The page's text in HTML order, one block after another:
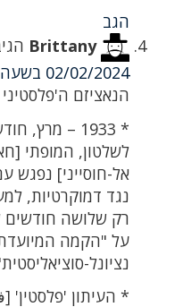
הגב
Brittany
02/02/2024 בשעה 06:11
הנאציזם ה'פלסטיני ערבי'
* 1933 –
לשלטון, המופתי
אל-חוסייני] נפגש
נגד דמוקרטיות,
רק שלושה חודשים
על "הקמה
נציונל-